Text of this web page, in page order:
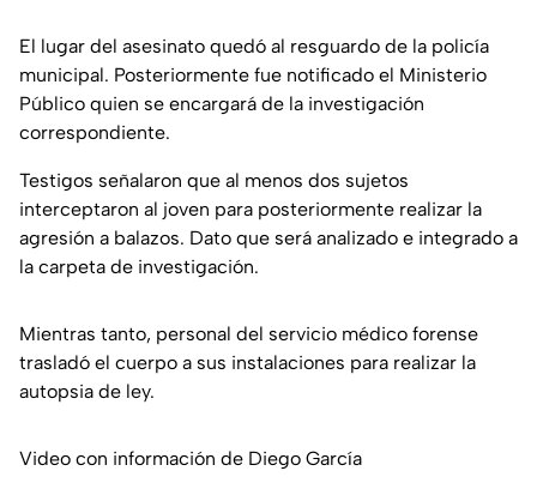
El lugar del asesinato quedó al resguardo de la policía
municipal. Posteriormente fue notificado el Ministerio
Público quien se encargará de la investigación
correspondiente.
Testigos señalaron que al menos dos sujetos
interceptaron al joven para posteriormente realizar la
agresión a balazos. Dato que será analizado e integrado a
la carpeta de investigación.
Mientras tanto, personal del servicio médico forense
trasladó el cuerpo a sus instalaciones para realizar la
autopsia de ley.
Video con información de Diego García